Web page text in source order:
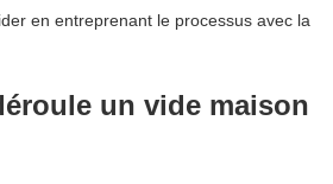
en entreprenant le processus avec la
un vide maison